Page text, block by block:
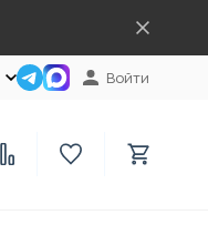
Войти